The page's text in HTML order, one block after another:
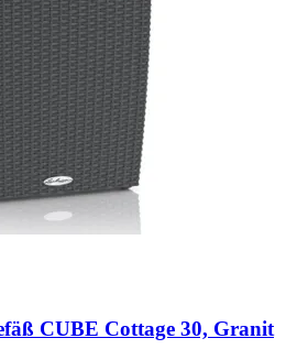
CUBE Cottage 30, Granit